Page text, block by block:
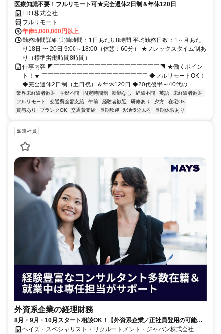
医療知識不要！フルリモート可★完全週休2日制＆年休120日
ERT株式会社
フルリモート
年俸5,000,000円以上
勤務時間詳細 実働時間：1日あたり8時間 平均勤務日数：1ヶ月あた
り18日 〜 20日 9:00～18:00（休憩：60分） ★フレックスタイム制あ
り（標準労働時間8時間）
仕事内容 ◤￣￣￣￣￣￣￣￣￣￣￣￣￣￣￣￣￣￣◥ ★働くポイン
ト！★ ￣￣￣￣￣￣￣￣￣￣￣￣￣￣￣￣￣￣ ◆フルリモートOK！
◆完全週休2日制（土日祝）＆年休120日 ◆20代後半～40代の...
業界未経験者歓迎 学歴不問 固定時間制 転勤なし 経験不問 英語
未経験者歓迎
フルリモート
交通費全額支給 午前 経験者歓迎 研修あり 夕方
在宅OK
賞与あり
ブランクOK 交通費支給 長期歓迎 駅近5分以内 長期休暇あり
派遣社員
外資系企業の経理財務
8月・9月・10月スタート相談OK！【外資系企業／正社員登用の可能性
大／700万～800万／リモート勤務OK】経理財務
ヘイズ・スペシャリスト・リクルートメント・ジャパン株式会社